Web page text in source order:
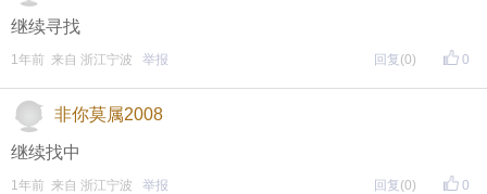
继续寻找
0
1年前 来自 浙江宁波 举报 回复 (0)
非你莫属2008
继续找中
0
1年前 来自 浙江宁波 举报 回复 (0)